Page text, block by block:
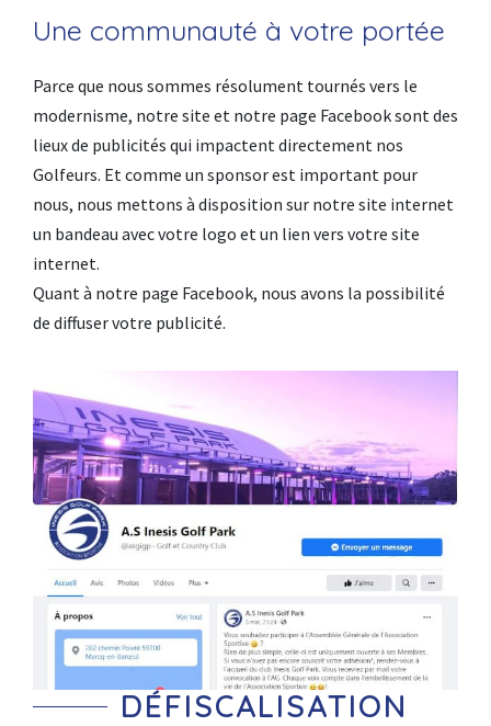
Une communauté à votre portée
Parce que nous sommes résolument tournés vers le
modernisme, notre site et notre page Facebook sont des
lieux de publicités qui impactent directement nos
Golfeurs. Et comme un sponsor est important pour
nous, nous mettons à disposition sur notre site internet
un bandeau avec votre logo et un lien vers votre site
internet.
Quant à notre page Facebook, nous avons la possibilité
de diffuser votre publicité.
DÉFISCALISATION